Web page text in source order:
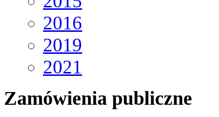
2016
2019
2021
Zamówienia publiczne